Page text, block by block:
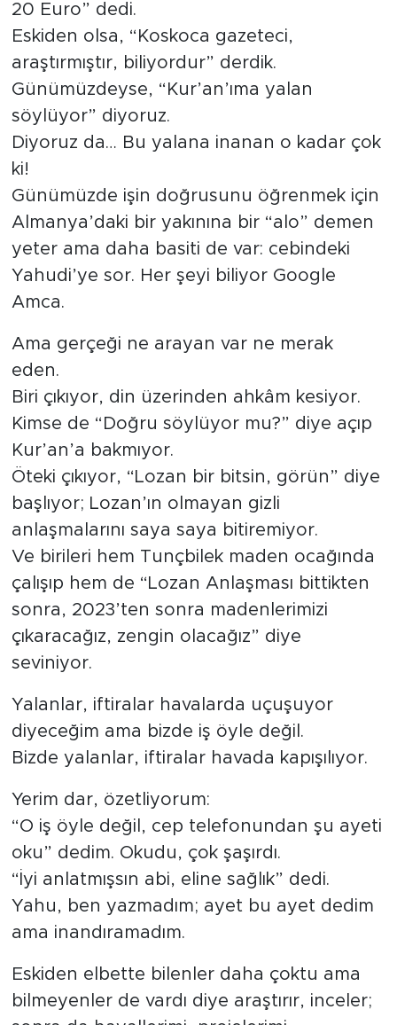
20 Euro” dedi.
Eskiden olsa, “Koskoca gazeteci,
araştırmıştır, biliyordur” derdik.
Günümüzdeyse, “Kur’an’ıma yalan
söylüyor” diyoruz.
Diyoruz da… Bu yalana inanan o kadar çok
ki!
Günümüzde işin doğrusunu öğrenmek için
Almanya’daki bir yakınına bir “alo” demen
yeter ama daha basiti de var: cebindeki
Yahudi’ye sor. Her şeyi biliyor Google
Amca.
Ama gerçeği ne arayan var ne merak
eden.
Biri çıkıyor, din üzerinden ahkâm kesiyor.
Kimse de “Doğru söylüyor mu?” diye açıp
Kur’an’a bakmıyor.
Öteki çıkıyor, “Lozan bir bitsin, görün” diye
başlıyor; Lozan’ın olmayan gizli
anlaşmalarını saya saya bitiremiyor.
Ve birileri hem Tunçbilek maden ocağında
çalışıp hem de “Lozan Anlaşması bittikten
sonra, 2023’ten sonra madenlerimizi
çıkaracağız, zengin olacağız” diye
seviniyor.
Yalanlar, iftiralar havalarda uçuşuyor
diyeceğim ama bizde iş öyle değil.
Bizde yalanlar, iftiralar havada kapışılıyor.
Yerim dar, özetliyorum:
“O iş öyle değil, cep telefonundan şu ayeti
oku” dedim. Okudu, çok şaşırdı.
“İyi anlatmışsın abi, eline sağlık” dedi.
Yahu, ben yazmadım; ayet bu ayet dedim
ama inandıramadım.
Eskiden elbette bilenler daha çoktu ama
bilmeyenler de vardı diye araştırır, inceler;